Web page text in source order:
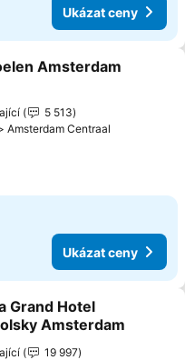
Ukázat ceny
na seznam oblíbených
Amsterdam
5 513
Amsterdam Centraal
Ukázat ceny
na seznam oblíbených
Grand Hotel
Amsterdam
19 997